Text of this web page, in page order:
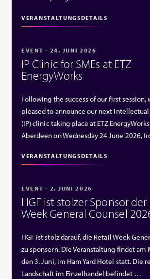
VERANSTALTUNGSDETAILS
EVENT - 24. JUNI 2026
IP Clinic for SMEs at ETZ
EnergyWorks
Following the success of our first session,
pleased to announce our next
(IP) clinic taking place at ETZ
Aberdeen on Wednesday 24 June 2026,
VERANSTALTUNGSDETAILS
EVENT - 2. JUNI 2026
HGF ist stolzer Sponsor der
Week General Counsel
HGF ist stolz darauf, die Retail Week
zu sponsern. Die Veranstaltung findet am
den 3. Juni, im Ham Yard Hotel statt. Die
Landschaft im Einzelhandel befindet …